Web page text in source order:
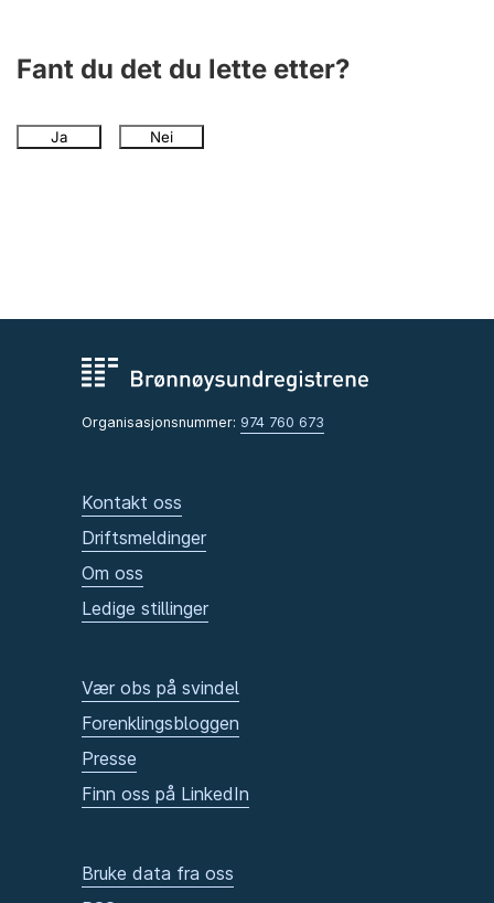
Fant du det du lette etter?
Ja Nei
Organisasjonsnummer: 974 760 673
Kontakt oss
Driftsmeldinger
Om oss
Ledige stillinger
Vær obs på svindel
Forenklingsbloggen
Presse
Finn oss på LinkedIn
Bruke data fra oss